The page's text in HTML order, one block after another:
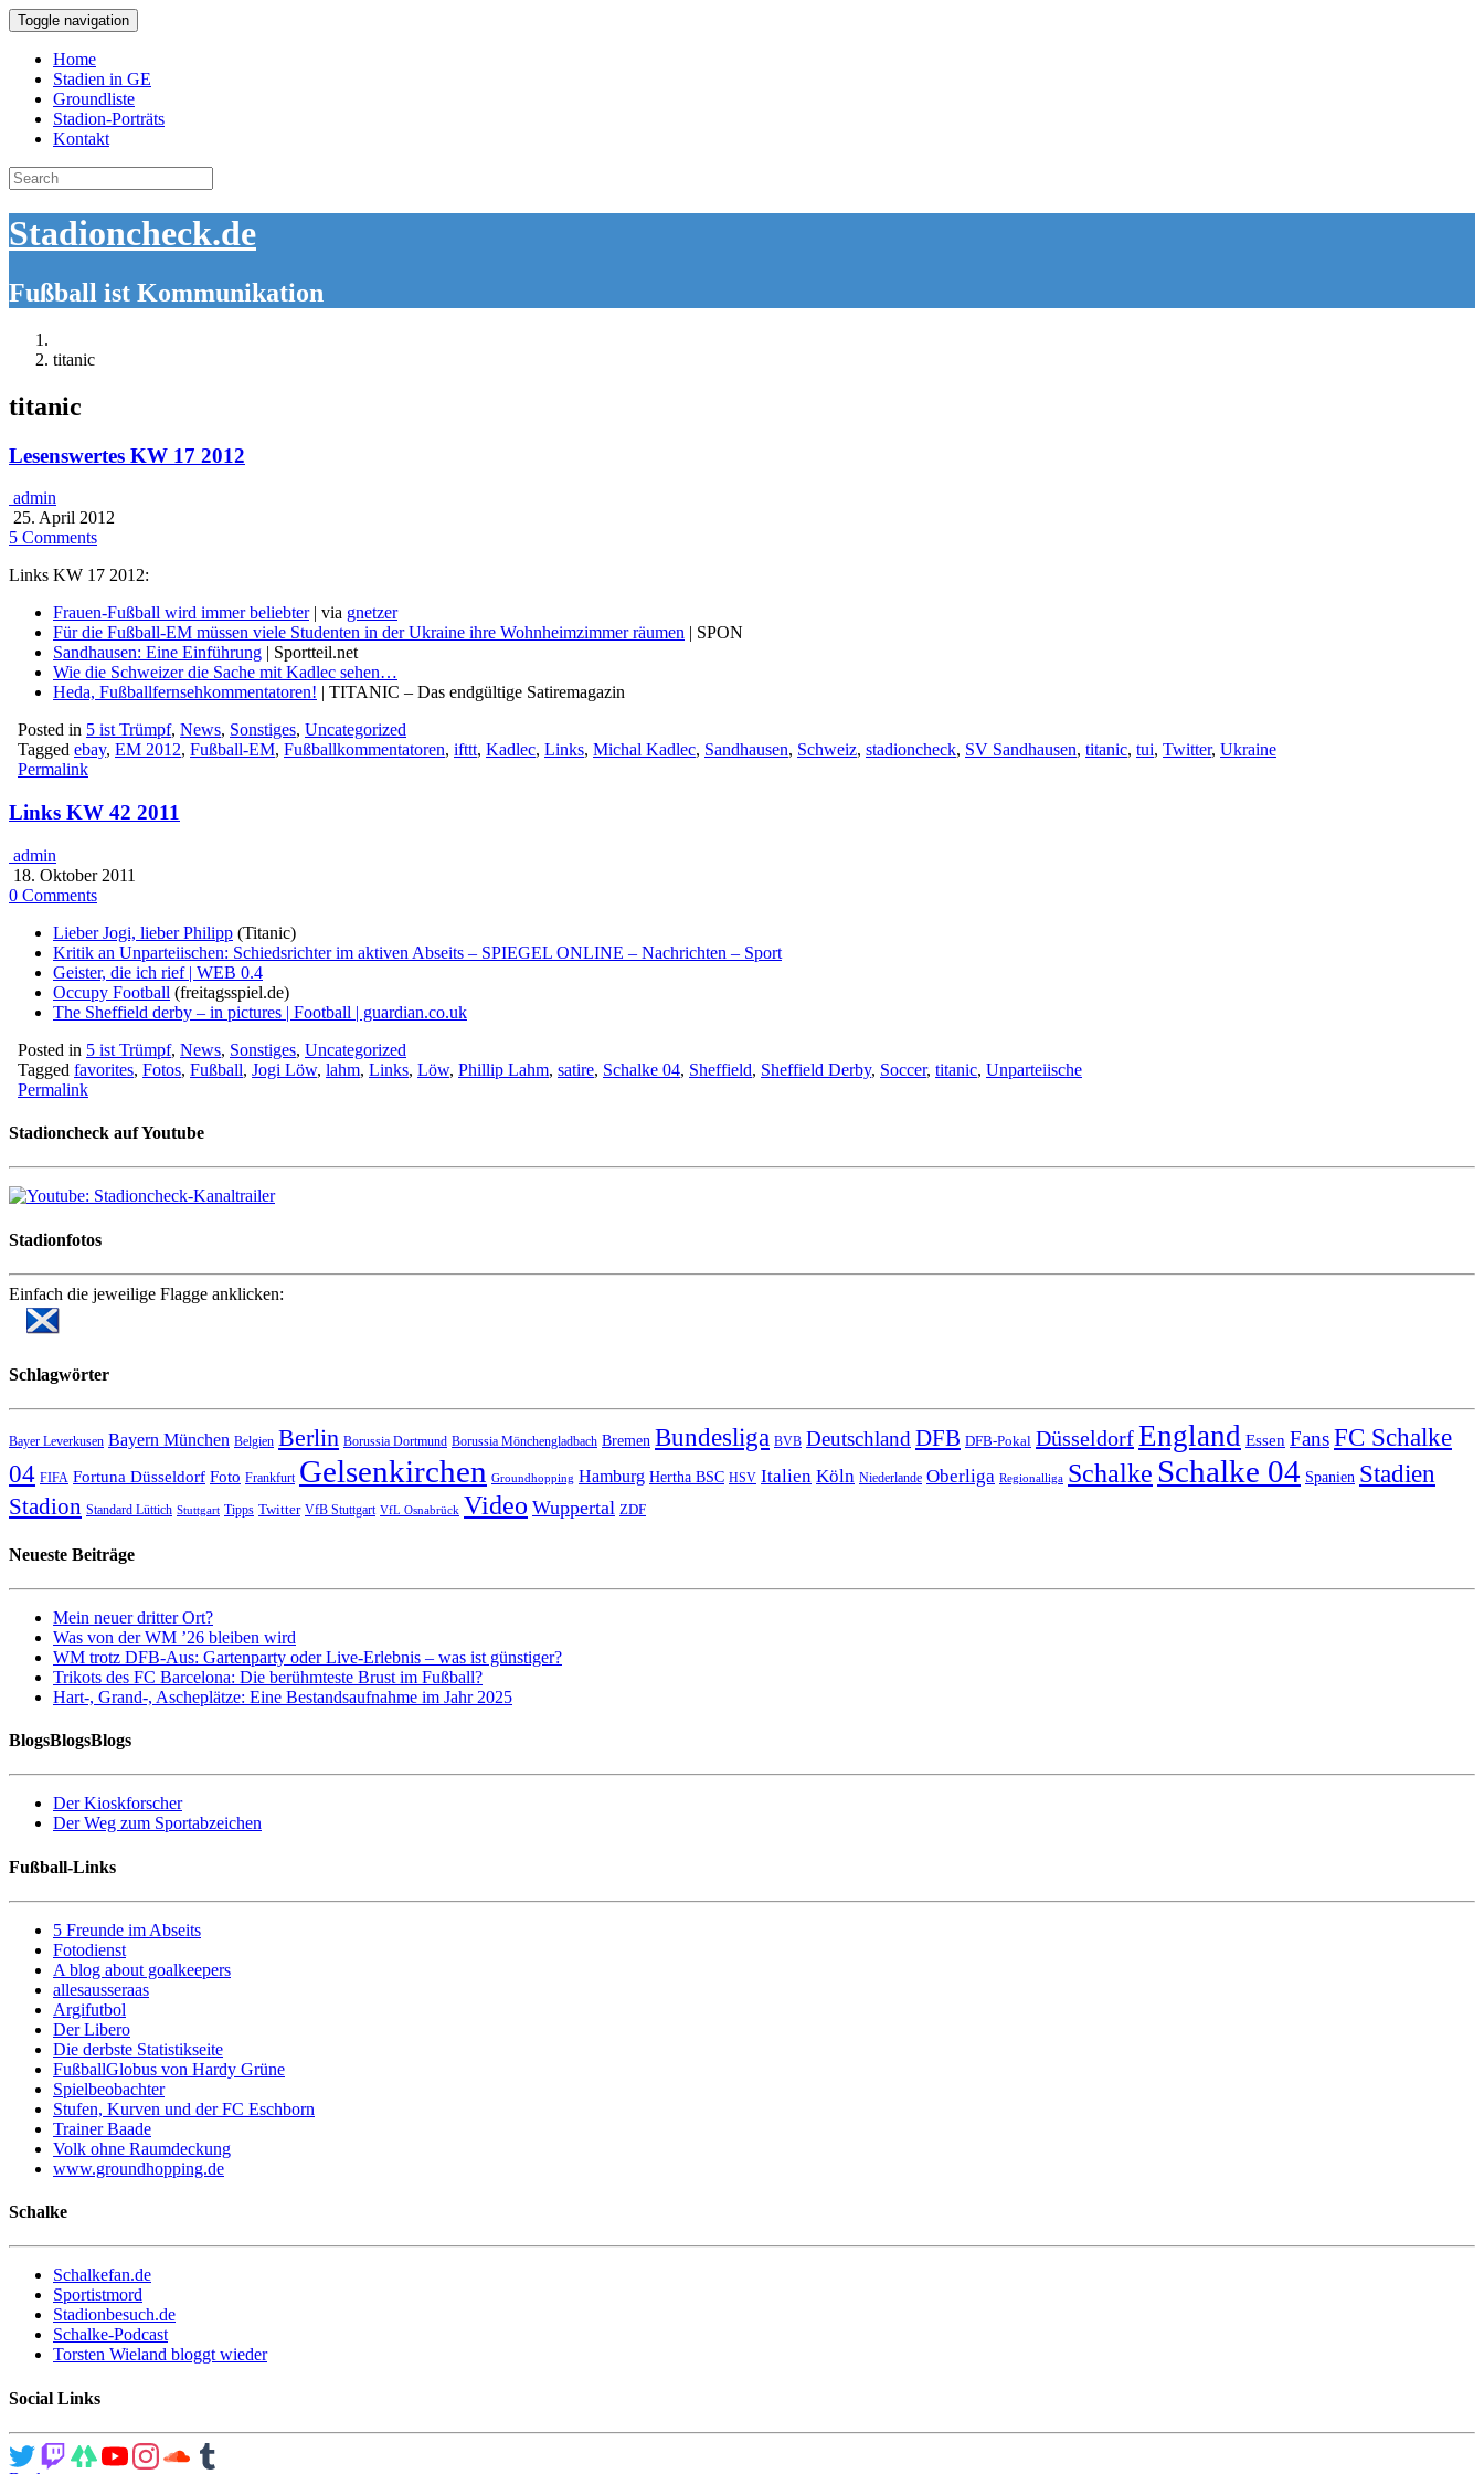
Toggle navigation
Home
Stadien in GE
Groundliste
Stadion-Porträts
Kontakt
Search
for:
Stadioncheck.de
Fußball ist Kommunikation
titanic
titanic
Lesenswertes KW 17 2012
admin
25. April 2012
5 Comments
Links KW 17 2012:
Frauen-Fußball wird immer beliebter| via gnetzer
Für die Fußball-EM müssen viele Studenten in der Ukraine ihre Wohnheimzimmer räumen | SPON
Sandhausen: Eine Einführung | Sportteil.net
Wie die Schweizer die Sache mit Kadlec sehen…
Heda, Fußballfernsehkommentatoren! | TITANIC – Das endgültige Satiremagazin
Posted in 5 ist Trümpf, News, Sonstiges, Uncategorized
Tagged ebay, EM 2012, Fußball-EM, Fußballkommentatoren, ifttt, Kadlec, Links, Michal Kadlec, Sandhausen, Schweiz, stadioncheck, SV Sandhausen, titanic, tui, Twitter, Ukraine
Permalink
Links KW 42 2011
admin
18. Oktober 2011
0 Comments
Lieber Jogi, lieber Philipp (Titanic)
Kritik an Unparteiischen: Schiedsrichter im aktiven Abseits – SPIEGEL ONLINE – Nachrichten – Sport
Geister, die ich rief | WEB 0.4
Occupy Football (freitagsspiel.de)
The Sheffield derby – in pictures | Football | guardian.co.uk
Posted in 5 ist Trümpf, News, Sonstiges, Uncategorized
Tagged favorites, Fotos, Fußball, Jogi Löw, lahm, Links, Löw, Phillip Lahm, satire, Schalke 04, Sheffield, Sheffield Derby, Soccer, titanic, Unparteiische
Permalink
Stadioncheck auf Youtube
Stadionfotos
Einfach die jeweilige Flagge anklicken:
Schlagwörter
Bayer Leverkusen Bayern München Belgien Berlin Borussia Dortmund Borussia Mönchengladbach Bremen Bundesliga BVB DeutschlandDFB DFB-Pokal DüsseldorfEngland Essen FansFC Schalke
04 FIFA Fortuna Düsseldorf Foto Frankfurt Gelsenkirchen Groundhopping Hamburg Hertha BSC HSV Italien Köln Niederlande Oberliga Regionalliga Schalke Schalke 04 Spanien Stadien
Stadion Standard Lüttich Stuttgart Tipps Twitter VfB Stuttgart VfL Osnabrück Video Wuppertal ZDF
Neueste Beiträge
Mein neuer dritter Ort?
Was von der WM ’26 bleiben wird
WM trotz DFB-Aus: Gartenparty oder Live-Erlebnis – was ist günstiger?
Trikots des FC Barcelona: Die berühmteste Brust im Fußball?
Hart-, Grand-, Ascheplätze: Eine Bestandsaufnahme im Jahr 2025
BlogsBlogsBlogs
Der Kioskforscher
Der Weg zum Sportabzeichen
Fußball-Links
5 Freunde im Abseits
Fotodienst
A blog about goalkeepers
allesausseraas
Argifutbol
Der Libero
Die derbste Statistikseite
FußballGlobus von Hardy Grüne
Spielbeobachter
Stufen, Kurven und der FC Eschborn
Trainer Baade
Volk ohne Raumdeckung
www.groundhopping.de
Schalke
Schalkefan.de
Sportistmord
Stadionbesuch.de
Schalke-Podcast
Torsten Wieland bloggt wieder
Social Links